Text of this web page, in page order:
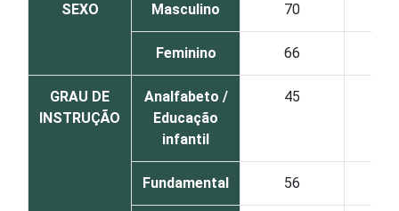
SEXO Masculino 70
Feminino 66
GRAU DE
INSTRUÇÃO
Analfabeto /
Educação
infantil
45
Fundamental 56